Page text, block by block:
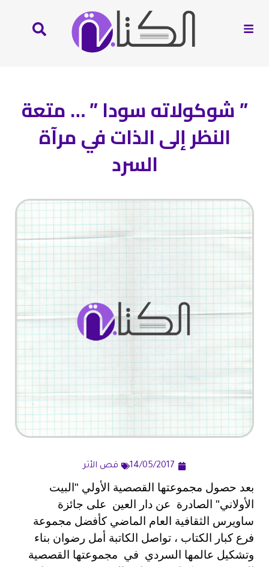
” شوكولاته سودا ” … متعة
النظر إلى الذات في مرآة
السرد
14/05/2017 قص الأثر
بعد حصول مجموعتها القصصية الأولي "البيت
الأولاني" الصادرة عن دار العين على جائزة
ساويرس الثقافية العام الماضي كأفضل مجموعة
فرع كبار الكتاب ، تواصل الكاتبة أمل رضوان بناء
وتشكيل عالمها السردي في مجموعتها القصصية